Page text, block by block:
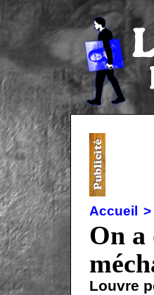
Accueil
On a
Louvre